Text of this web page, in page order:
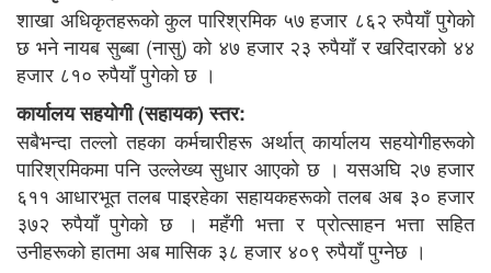
शाखा अधिकृतहरूको कुल पारिश्रमिक ५७ हजार ८६२ रुपैयाँ पुगेको
छ भने नायब सुब्बा (नासु) को ४७ हजार २३ रुपैयाँ र खरिदारको ४४
हजार ८१० रुपैयाँ पुगेको छ ।
कार्यालय सहयोगी (सहायक) स्तर:
सबैभन्दा तल्लो तहका कर्मचारीहरू अर्थात् कार्यालय सहयोगीहरूको
पारिश्रमिकमा पनि उल्लेख्य सुधार आएको छ । यसअघि २७ हजार
६११ आधारभूत तलब पाइरहेका सहायकहरूको तलब अब ३० हजार
३७२ रुपैयाँ पुगेको छ । महँगी भत्ता र प्रोत्साहन भत्ता सहित
उनीहरूको हातमा अब मासिक ३८ हजार ४०९ रुपैयाँ पुग्नेछ ।